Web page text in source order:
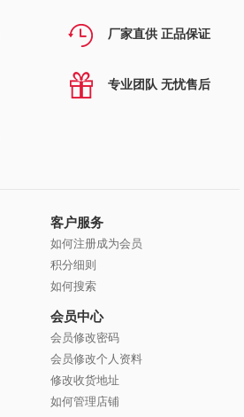
厂家直供 正品保证
专业团队 无忧售后
客户服务
如何注册成为会员
积分细则
如何搜索
会员中心
会员修改密码
会员修改个人资料
修改收货地址
如何管理店铺